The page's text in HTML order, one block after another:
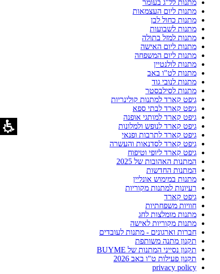
מתנות לל"ג בעומר
מתנות ליום העצמאות
מתנות כחול לבן
מתנות לשבועות
מתנות למזל בתולה
מתנות ליום האישה
מתנות ליום המשפחה
מתנות לולנטיין
מתנות לט"ו באב
מתנות לנובי גוד
מתנות לסילבסטר
גיפט קארד למתנות קולינריות
גיפט קארד לבתי ספא
גיפט קארד למותגי אופנה
גיפט קארד לנופש ולמלונות
גיפט קארד לתרבות ופנאי
גיפט קארד לסדנאות והעשרה
גיפט קארד ליופי וטיפוח
המתנות האהובות של 2025
המתנות החדשות
מתנות במימוש אונליין
רעיונות למתנות מקוריות
גיפט קארד
חוויות משפחתיות
מתנות מומלצות לחג
מתנות מקוריות לאישה
חברות וארגונים - מתנות לעובדים
תקנון מתנה משותפת
תקנון נסייני המתנות של BUYME
תקנון פעילות ט"ו באב 2026
privacy policy